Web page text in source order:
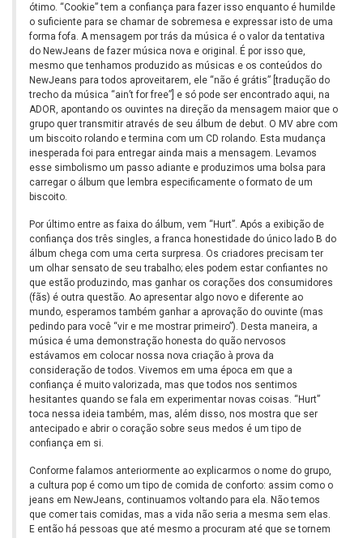
ótimo. “Cookie” tem a confiança para fazer isso enquanto é humilde
o suficiente para se chamar de sobremesa e expressar isto de uma
forma fofa. A mensagem por trás da música é o valor da tentativa
do NewJeans de fazer música nova e original. É por isso que,
mesmo que tenhamos produzido as músicas e os conteúdos do
NewJeans para todos aproveitarem, ele “não é grátis” [tradução do
trecho da música “ain’t for free”] e só pode ser encontrado aqui, na
ADOR, apontando os ouvintes na direção da mensagem maior que o
grupo quer transmitir através de seu álbum de debut. O MV abre com
um biscoito rolando e termina com um CD rolando. Esta mudança
inesperada foi para entregar ainda mais a mensagem. Levamos
esse simbolismo um passo adiante e produzimos uma bolsa para
carregar o álbum que lembra especificamente o formato de um
biscoito.
Por último entre as faixa do álbum, vem “Hurt”. Após a exibição de
confiança dos três singles, a franca honestidade do único lado B do
álbum chega com uma certa surpresa. Os criadores precisam ter
um olhar sensato de seu trabalho; eles podem estar confiantes no
que estão produzindo, mas ganhar os corações dos consumidores
(fãs) é outra questão. Ao apresentar algo novo e diferente ao
mundo, esperamos também ganhar a aprovação do ouvinte (mas
pedindo para você “vir e me mostrar primeiro”). Desta maneira, a
música é uma demonstração honesta do quão nervosos
estávamos em colocar nossa nova criação à prova da
consideração de todos. Vivemos em uma época em que a
confiança é muito valorizada, mas que todos nos sentimos
hesitantes quando se fala em experimentar novas coisas. “Hurt”
toca nessa ideia também, mas, além disso, nos mostra que ser
antecipado e abrir o coração sobre seus medos é um tipo de
confiança em si.
Conforme falamos anteriormente ao explicarmos o nome do grupo,
a cultura pop é como um tipo de comida de conforto: assim como o
jeans em NewJeans, continuamos voltando para ela. Não temos
que comer tais comidas, mas a vida não seria a mesma sem elas.
E então há pessoas que até mesmo a procuram até que se tornem